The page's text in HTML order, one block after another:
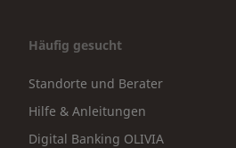
Häufig gesucht
Standorte und Berater
Hilfe & Anleitungen
Digital Banking OLIVIA